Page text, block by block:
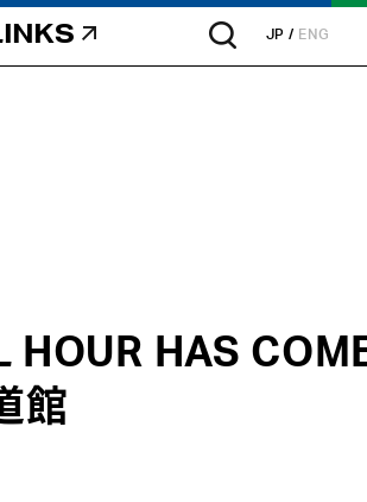
JP ENG
HOUR HAS
館